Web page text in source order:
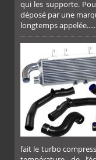
qui les supporte.
déposé par une
longtemps
fait le turbo